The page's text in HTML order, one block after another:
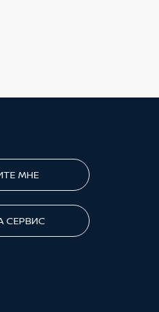
МНЕ
СЕРВИС